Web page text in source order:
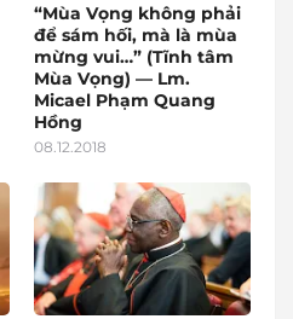
“Mùa Vọng không phải
để sám hối, mà là mùa
mừng vui…” (Tĩnh tâm
Mùa Vọng) — Lm.
Micael Phạm Quang
Hồng
08.12.2018